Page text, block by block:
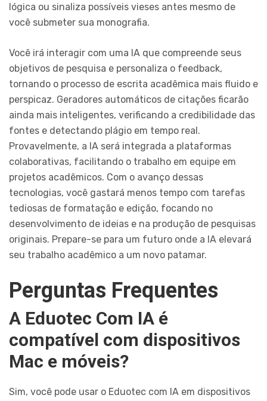
lógica ou sinaliza possíveis vieses antes mesmo de
você submeter sua monografia.
Você irá interagir com uma IA que compreende seus
objetivos de pesquisa e personaliza o feedback,
tornando o processo de escrita acadêmica mais fluido e
perspicaz. Geradores automáticos de citações ficarão
ainda mais inteligentes, verificando a credibilidade das
fontes e detectando plágio em tempo real.
Provavelmente, a IA será integrada a plataformas
colaborativas, facilitando o trabalho em equipe em
projetos acadêmicos. Com o avanço dessas
tecnologias, você gastará menos tempo com tarefas
tediosas de formatação e edição, focando no
desenvolvimento de ideias e na produção de pesquisas
originais. Prepare-se para um futuro onde a IA elevará
seu trabalho acadêmico a um novo patamar.
Perguntas Frequentes
A Eduotec Com IA é
compatível com dispositivos
Mac e móveis?
Sim, você pode usar o Eduotec com IA em dispositivos